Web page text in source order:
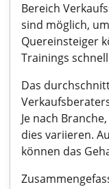
Bereich
sind möglich,
Quereinsteiger
Trainings
Das
Je nach
dies variieren.
können das